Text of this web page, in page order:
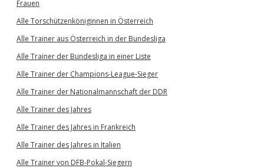
Frauen
Alle Torschützenköniginnen in Österreich
Alle Trainer aus Österreich in der Bundesliga
Alle Trainer der Bundesliga in einer Liste
Alle Trainer der Champions-League-Sieger
Alle Trainer der Nationalmannschaft der DDR
Alle Trainer des Jahres
Alle Trainer des Jahres in Frankreich
Alle Trainer des Jahres in Italien
Alle Trainer von DFB-Pokal-Siegern